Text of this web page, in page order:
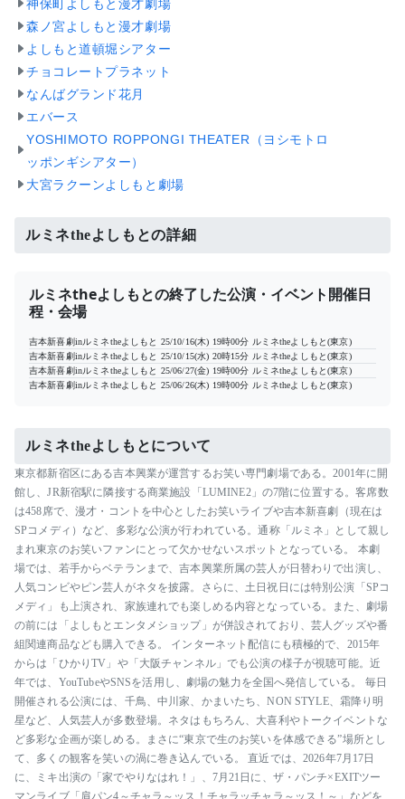
神保町よしもと漫才劇場
森ノ宮よしもと漫才劇場
よしもと道頓堀シアター
チョコレートプラネット
なんばグランド花月
エバース
YOSHIMOTO ROPPONGI THEATER（ヨシモトロ
ッポンギシアター）
大宮ラクーンよしもと劇場
ルミネtheよしもとの詳細
ルミネtheよしもとの終了した公演・イベント開催日
程・会場
吉本新喜劇inルミネtheよしもと 25/10/16(木) 19時00分 ルミネtheよしもと(東京)
吉本新喜劇inルミネtheよしもと 25/10/15(水) 20時15分 ルミネtheよしもと(東京)
吉本新喜劇inルミネtheよしもと 25/06/27(金) 19時00分 ルミネtheよしもと(東京)
吉本新喜劇inルミネtheよしもと 25/06/26(木) 19時00分 ルミネtheよしもと(東京)
ルミネtheよしもとについて
東京都新宿区にある吉本興業が運営するお笑い専門劇場である。2001年に開
館し、JR新宿駅に隣接する商業施設「LUMINE2」の7階に位置する。客席数
は458席で、漫才・コントを中心としたお笑いライブや吉本新喜劇（現在は
SPコメディ）など、多彩な公演が行われている。通称「ルミネ」として親し
まれ東京のお笑いファンにとって欠かせないスポットとなっている。 本劇
場では、若手からベテランまで、吉本興業所属の芸人が日替わりで出演し、
人気コンビやピン芸人がネタを披露。さらに、土日祝日には特別公演「SPコ
メディ」も上演され、家族連れでも楽しめる内容となっている。また、劇場
の前には「よしもとエンタメショップ」が併設されており、芸人グッズや番
組関連商品なども購入できる。 インターネット配信にも積極的で、2015年
からは「ひかりTV」や「大阪チャンネル」でも公演の様子が視聴可能。近
年では、YouTubeやSNSを活用し、劇場の魅力を全国へ発信している。 毎日
開催される公演には、千鳥、中川家、かまいたち、NON STYLE、霜降り明
星など、人気芸人が多数登場。ネタはもちろん、大喜利やトークイベントな
ど多彩な企画が楽しめる。まさに“東京で生のお笑いを体感できる”場所とし
て、多くの観客を笑いの渦に巻き込んでいる。 直近では、2026年7月17日
に、ミキ出演の「家でやりなはれ！」、7月21日に、ザ・パンチ×EXITツー